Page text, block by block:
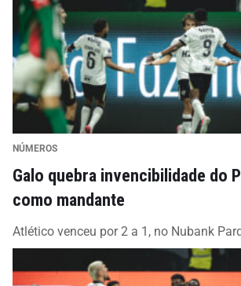
NÚMEROS
Galo quebra invencibilidade do
como mandante
Atlético venceu por 2 a 1, no Nubank